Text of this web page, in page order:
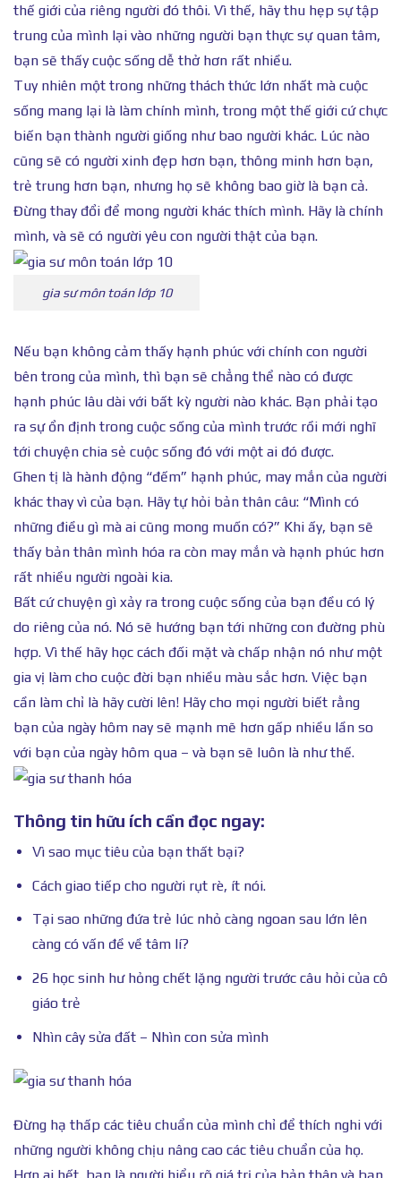
thế giới của riêng người đó thôi. Vì thế, hãy thu hẹp sự tập
trung của mình lại vào những người bạn thực sự quan tâm,
bạn sẽ thấy cuộc sống dễ thở hơn rất nhiều.
Tuy nhiên một trong những thách thức lớn nhất mà cuộc
sống mang lại là làm chính mình, trong một thế giới cứ chực
biến bạn thành người giống như bao người khác. Lúc nào
cũng sẽ có người xinh đẹp hơn bạn, thông minh hơn bạn,
trẻ trung hơn bạn, nhưng họ sẽ không bao giờ là bạn cả.
Đừng thay đổi để mong người khác thích mình. Hãy là chính
mình, và sẽ có người yêu con người thật của bạn.
gia sư môn toán lớp 10
Nếu bạn không cảm thấy hạnh phúc với chính con người
bên trong của mình, thì bạn sẽ chẳng thể nào có được
hạnh phúc lâu dài với bất kỳ người nào khác. Bạn phải tạo
ra sự ổn định trong cuộc sống của mình trước rồi mới nghĩ
tới chuyện chia sẻ cuộc sống đó với một ai đó được.
Ghen tị là hành động “đếm” hạnh phúc, may mắn của người
khác thay vì của bạn. Hãy tự hỏi bản thân câu: “Mình có
những điều gì mà ai cũng mong muốn có?” Khi ấy, bạn sẽ
thấy bản thân mình hóa ra còn may mắn và hạnh phúc hơn
rất nhiều người ngoài kia.
Bất cứ chuyện gì xảy ra trong cuộc sống của bạn đều có lý
do riêng của nó. Nó sẽ hướng bạn tới những con đường phù
hợp. Vì thế hãy học cách đối mặt và chấp nhận nó như một
gia vị làm cho cuộc đời bạn nhiều màu sắc hơn. Việc bạn
cần làm chỉ là hãy cười lên! Hãy cho mọi người biết rằng
bạn của ngày hôm nay sẽ mạnh mẽ hơn gấp nhiều lần so
với bạn của ngày hôm qua – và bạn sẽ luôn là như thế.
Thông tin hữu ích cần đọc ngay:
Vì sao mục tiêu của bạn thất bại?
Cách giao tiếp cho người rụt rè, ít nói.
Tại sao những đứa trẻ lúc nhỏ càng ngoan sau lớn lên
càng có vấn đề về tâm lí?
26 học sinh hư hỏng chết lặng người trước câu hỏi của cô
giáo trẻ
Nhìn cây sửa đất – Nhìn con sửa mình
Đừng hạ thấp các tiêu chuẩn của mình chỉ để thích nghi với
những người không chịu nâng cao các tiêu chuẩn của họ.